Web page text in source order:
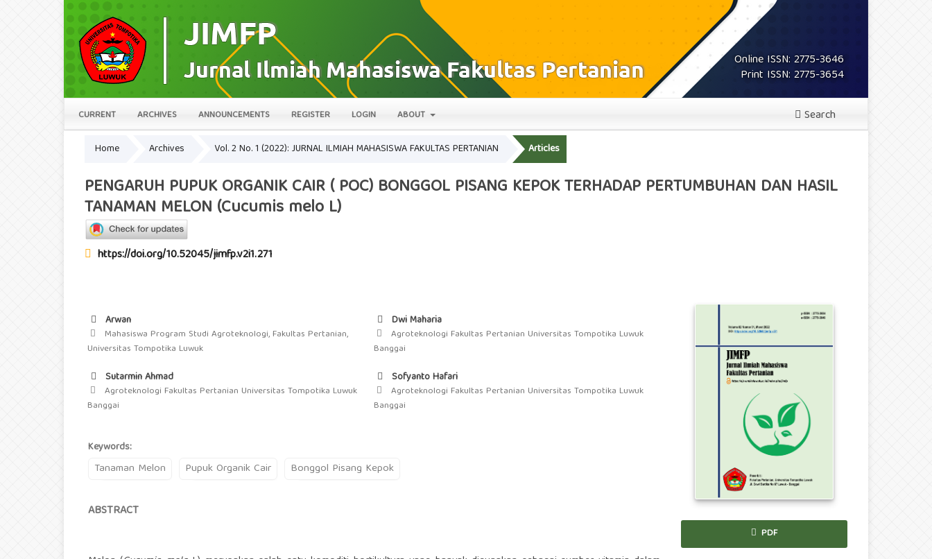
Online ISSN: 2775-3646
Print ISSN: 2775-3654
CURRENT ARCHIVES ANNOUNCEMENTS REGISTER LOGIN ABOUT Search
Home Archives Vol. 2 No. 1 (2022): JURNAL ILMIAH MAHASISWA FAKULTAS PERTANIAN Articles
PENGARUH PUPUK ORGANIK CAIR ( POC) BONGGOL PISANG KEPOK TERHADAP PERTUMBUHAN DAN HASIL
TANAMAN MELON (Cucumis melo L)
https://doi.org/10.52045/jimfp.v2i1.271
Arwan
Mahasiswa Program Studi Agroteknologi, Fakultas Pertanian,
Universitas Tompotika Luwuk
Dwi Maharia
Agroteknologi Fakultas Pertanian Universitas Tompotika Luwuk
Banggai
Sutarmin Ahmad
Agroteknologi Fakultas Pertanian Universitas Tompotika Luwuk
Banggai
Sofyanto Hafari
Agroteknologi Fakultas Pertanian Universitas Tompotika Luwuk
Banggai
Keywords:
Tanaman Melon Pupuk Organik Cair Bonggol Pisang Kepok
ABSTRACT
PDF